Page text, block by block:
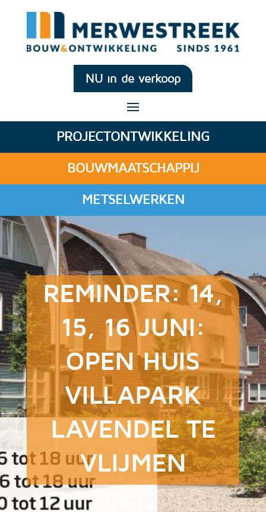
NU in de verkoop
PROJECTONTWIKKELING
BOUWMAATSCHAPPIJ
METSELWERKEN
REMINDER: 14,
15, 16 JUNI:
OPEN HUIS
VILLAPARK
LAVENDEL TE
VLIJMEN